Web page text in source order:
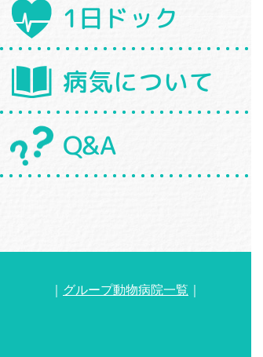
1日ドック
病気について
Q&A
グループ動物病院一覧